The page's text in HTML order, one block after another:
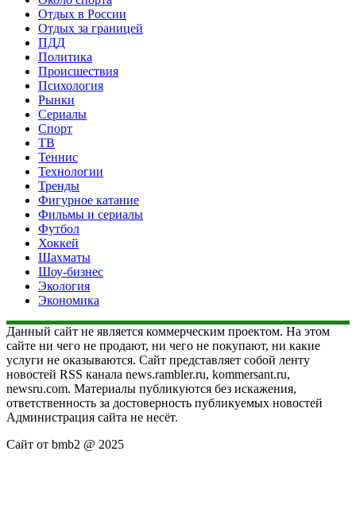
Отдых в России
Отдых за границей
ПДД
Политика
Происшествия
Психология
Рынки
Сериалы
Спорт
ТВ
Теннис
Технологии
Тренды
Фигурное катание
Фильмы и сериалы
Футбол
Хоккей
Шахматы
Шоу-бизнес
Экология
Экономика
Данный сайт не является коммерческим проектом. На этом
сайте ни чего не продают, ни чего не покупают, ни какие
услуги не оказываются. Сайт представляет собой ленту
новостей RSS канала news.rambler.ru, kommersant.ru,
newsru.com. Материалы публикуются без искажения,
ответственность за достоверность публикуемых новостей
Администрация сайта не несёт.
Сайт от bmb2 @ 2025